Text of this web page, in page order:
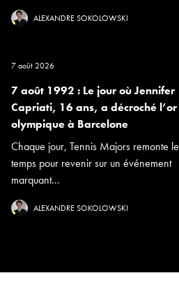
ALEXANDRE SOKOLOWSKI
7 août 2026
7 août 1992 : Le jour où Jennifer
Capriati, 16 ans, a décroché l’or
olympique à Barcelone
Chaque jour, Tennis Majors remonte le
temps pour revenir sur un événement
marquant...
ALEXANDRE SOKOLOWSKI